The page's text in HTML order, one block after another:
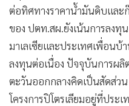
ต่อทิศทางราคาน้ำมันดิบและ
ของ ปตท.สผ.ยังเน้นการลงทุ
มาเลเซียและประเทศเพื่อนบ้
ลงทุนต่อเนื่อง ปัจจุบันการผ
ตะวันออกกลางคิดเป็นสัดส่ว
โครงการปิโตรเลียมอยู่ที่ประ